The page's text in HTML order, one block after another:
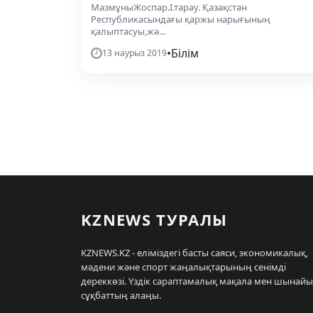
МазмұныЖоспар.І.тарау. Қазақстан
Республикасындағы қаржы нарығының
қалыптасуы,жә...
13 наурыз 2019•Білім
KZNEWS ТУРАЛЫ
KZNEWS.KZ - еліміздегі басты саяси, экономикалық,
мәдени және спорт жаңалықтарының сенімді
дереккөзі. Үздік сараптамалық мақала мен шынайы
сұқбаттың алаңы.